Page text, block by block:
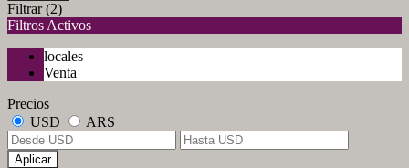
Filtrar (2)
Filtros Activos
locales
Venta
Precios
USD
ARS
Aplicar